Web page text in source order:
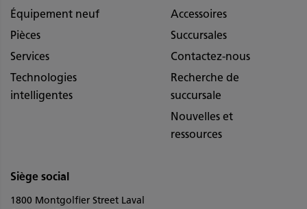
Équipement neuf
Pièces
Services
Technologies
intelligentes
Accessoires
Succursales
Contactez-nous
Recherche de
succursale
Nouvelles et
ressources
Siège social
1800 Montgolfier Street Laval